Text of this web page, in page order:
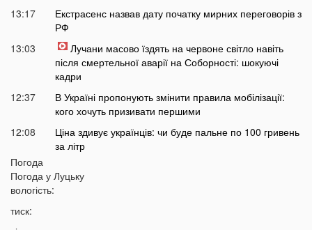
13:17
Екстрасенс назвав дату початку мирних переговорів з
РФ
13:03
Лучани масово їздять на червоне світло навіть
після смертельної аварії на Соборності: шокуючі
кадри
12:37
В Україні пропонують змінити правила мобілізації:
кого хочуть призивати першими
12:08
Ціна здивує українців: чи буде пальне по 100 гривень
за літр
11:51
ТЦК: що сталося
Погода
Погода у Луцьку
вологість:
тиск: